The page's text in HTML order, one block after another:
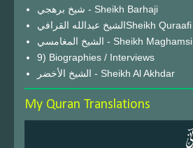
شيخ برهجي - Sheikh Barhaji
الشيخ عبدالله القرافيSheikh Quraafi
الشيخ المغامسي - Sheikh Maghamsi
9) Biographies / Interviews
الشيخ الأخضر - Sheikh Al Akhdar
My Quran Translations